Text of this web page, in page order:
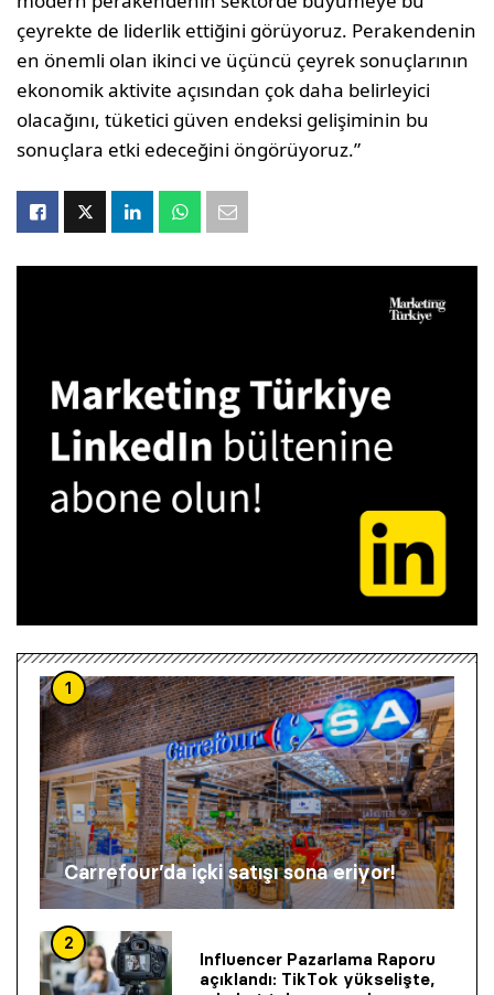
çeyrekte de liderlik ettiğini görüyoruz. Perakendenin
en önemli olan ikinci ve üçüncü çeyrek sonuçlarının
ekonomik aktivite açısından çok daha belirleyici
olacağını, tüketici güven endeksi gelişiminin bu
sonuçlara etki edeceğini öngörüyoruz.”
1
Carrefour’da içki satışı sona eriyor!
2
Influencer Pazarlama Raporu
açıklandı: TikTok yükselişte,